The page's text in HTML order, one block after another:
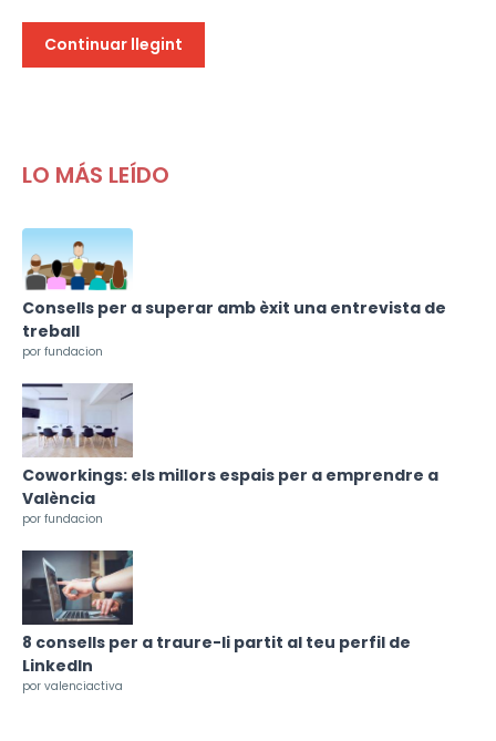
Continuar llegint
LO MÁS LEÍDO
Consells per a superar amb èxit una entrevista de
treball
por fundacion
Coworkings: els millors espais per a emprendre a
València
por fundacion
8 consells per a traure-li partit al teu perfil de
LinkedIn
por valenciactiva